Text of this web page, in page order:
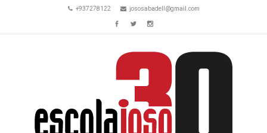
+937278122 jososabadell@gmail.com